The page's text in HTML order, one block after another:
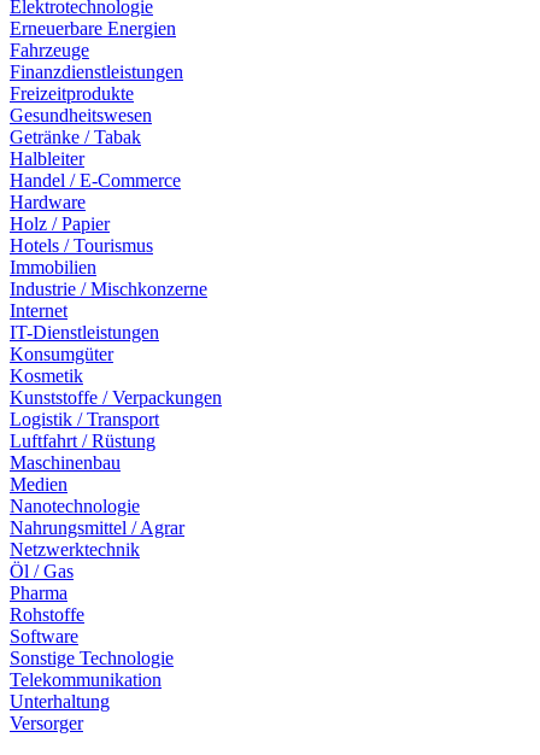
Elektrotechnologie
Erneuerbare Energien
Fahrzeuge
Finanzdienstleistungen
Freizeitprodukte
Gesundheitswesen
Getränke / Tabak
Halbleiter
Handel / E-Commerce
Hardware
Holz / Papier
Hotels / Tourismus
Immobilien
Industrie / Mischkonzerne
Internet
IT-Dienstleistungen
Konsumgüter
Kosmetik
Kunststoffe / Verpackungen
Logistik / Transport
Luftfahrt / Rüstung
Maschinenbau
Medien
Nanotechnologie
Nahrungsmittel / Agrar
Netzwerktechnik
Öl / Gas
Pharma
Rohstoffe
Software
Sonstige Technologie
Telekommunikation
Unterhaltung
Versorger